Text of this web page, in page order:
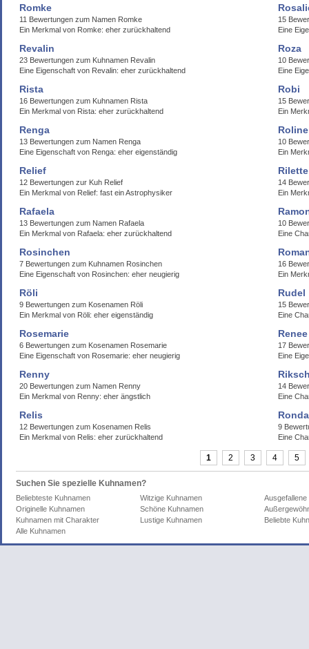
Romke
11 Bewertungen zum Namen Romke
Ein Merkmal von Romke: eher zurückhaltend
15
Eine
Revalin
23 Bewertungen zum Kuhnamen Revalin
Eine Eigenschaft von Revalin: eher zurückhaltend
Roza
10
Eine
Rista
16 Bewertungen zum Kuhnamen Rista
Ein Merkmal von Rista: eher zurückhaltend
Robi
15
Ein
Renga
13 Bewertungen zum Namen Renga
Eine Eigenschaft von Renga: eher eigenständig
Roline
10
Ein
Relief
12 Bewertungen zur Kuh Relief
Ein Merkmal von Relief: fast ein Astrophysiker
Rilette
14
Ein
Rafaela
13 Bewertungen zum Namen Rafaela
Ein Merkmal von Rafaela: eher zurückhaltend
10
Eine
Rosinchen
7 Bewertungen zum Kuhnamen Rosinchen
Eine Eigenschaft von Rosinchen: eher neugierig
16
Ein
Röli
9 Bewertungen zum Kosenamen Röli
Ein Merkmal von Röli: eher eigenständig
Rudel
15
Eine
Rosemarie
6 Bewertungen zum Kosenamen Rosemarie
Eine Eigenschaft von Rosemarie: eher neugierig
Renee
17
Eine
Renny
20 Bewertungen zum Namen Renny
Ein Merkmal von Renny: eher ängstlich
14
Eine
Relis
12 Bewertungen zum Kosenamen Relis
Ein Merkmal von Relis: eher zurückhaltend
Ronda
9
Eine
1 2 3 4 5
Suchen Sie spezielle Kuhnamen?
Beliebteste Kuhnamen Witzige Kuhnamen
Ausgefallene
Originelle Kuhnamen
Schöne Kuhnamen
Kuhnamen mit Charakter
Lustige Kuhnamen
Beliebte
Alle Kuhnamen